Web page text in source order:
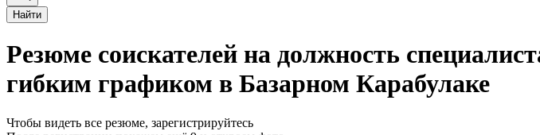
Найти
Резюме соискателей на должность
гибким графиком в Базарном Карабулаке
Чтобы видеть все резюме, зарегистрируйтесь